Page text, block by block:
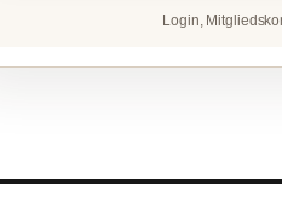
Login,